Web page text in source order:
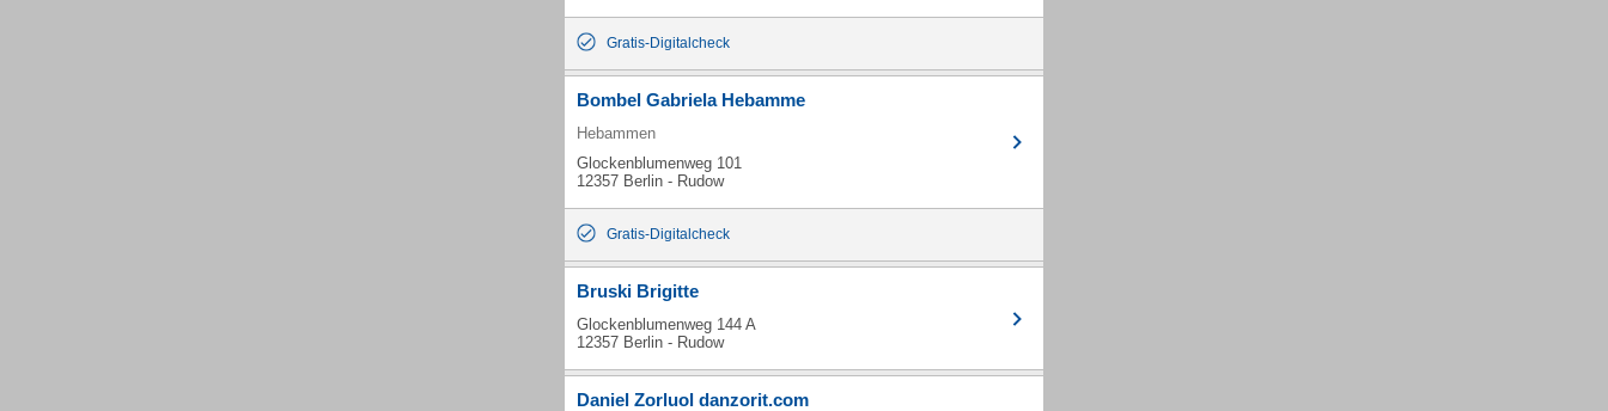
Gratis-Digitalcheck
Bombel Gabriela Hebamme
Hebammen
Glockenblumenweg 101
12357 Berlin - Rudow
Gratis-Digitalcheck
Bruski Brigitte
Glockenblumenweg 144 A
12357 Berlin - Rudow
Daniel Zorluol danzorit.com